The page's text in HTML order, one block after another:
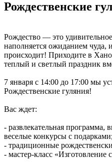
Рождественские
Рождество — это
наполняется ожиданием чуда,
происходит! Приходите в
теплый и светлый праздник
7 января с 14:00 до 17:00 мы
Рождественские гуляния!
Вас ждет:
- развлекательная программа,
веселые конкурсы с подарками;
- традиционные
- мастер-класс «Изготовление